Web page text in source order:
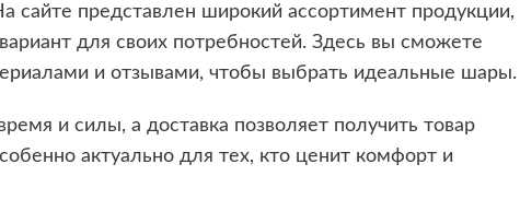
сайте представлен широкий ассортимент продукции,
для своих потребностей. Здесь вы сможете
и отзывами, чтобы выбрать идеальные шары.
и силы, а доставка позволяет получить товар
актуально для тех, кто ценит комфорт и